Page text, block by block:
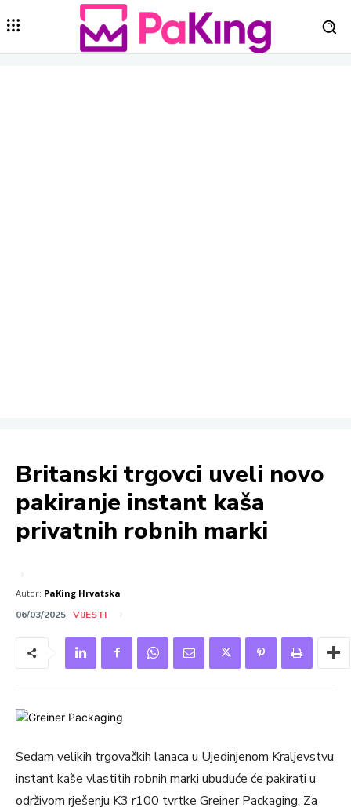
Britanski trgovci uveli novo
pakiranje instant kaša
privatnih robnih marki
Autor: PaKing Hrvatska
06/03/2025 VIJESTI
Sedam velikih trgovačkih lanaca u Ujedinjenom Kraljevstvu
instant kaše vlastitih robnih marki ubuduće će pakirati u
održivom rješenju K3 r100 tvrtke Greiner Packaging. Za